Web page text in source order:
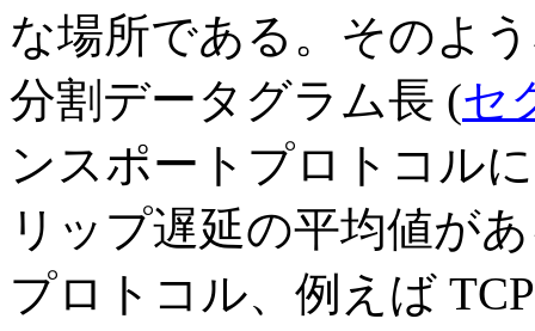
な場所である。そのよ
分割データグラム長 (セ
ンスポートプロトコル
リップ遅延の平均値が
プロトコル、例えば